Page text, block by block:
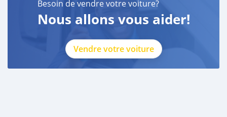
Besoin de vendre votre voiture?
Nous allons vous aider!
Vendre votre voiture